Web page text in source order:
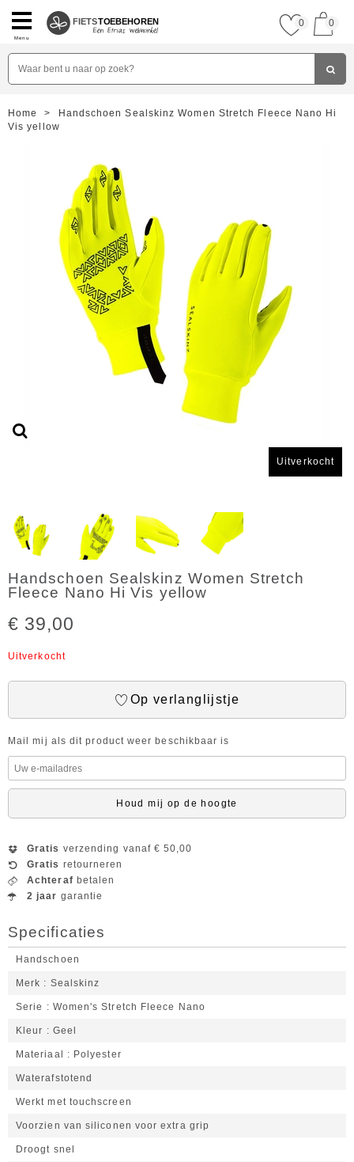
Menu
FIETSTOEBEHOREN 0 0
Home >
Handschoen Sealskinz Women Stretch Fleece Nano Hi
Vis yellow
Uitverkocht
Handschoen Sealskinz Women Stretch
Fleece Nano Hi Vis yellow
€ 39,00
Uitverkocht
Op verlanglijstje
Mail mij als dit product weer beschikbaar is
Houd mij op de hoogte
Gratis verzending vanaf € 50,00
Gratis retourneren
Achteraf betalen
2 jaar garantie
Specificaties
Handschoen
Merk Sealskinz
Serie Women's Stretch Fleece Nano
Kleur Geel
Materiaal Polyester
Waterafstotend
Werkt met touchscreen
Voorzien van siliconen voor extra grip
Droogt snel